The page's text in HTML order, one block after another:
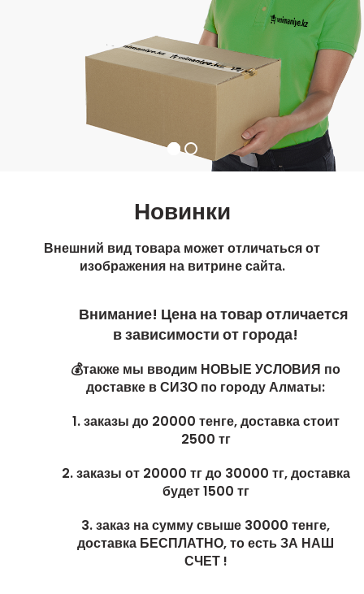
Новинки
Внешний вид товара может отличаться от
изображения на витрине сайта.
Внимание! Цена на товар отличается
в зависимости от города!
💰также мы вводим НОВЫЕ УСЛОВИЯ по
доставке в СИЗО по городу Алматы:
1. заказы до 20000 тенге, доставка стоит
2500 тг
2. заказы от 20000 тг до 30000 тг, доставка
будет 1500 тг
3. заказ на сумму свыше 30000 тенге,
доставка БЕСПЛАТНО, то есть ЗА НАШ
СЧЕТ !